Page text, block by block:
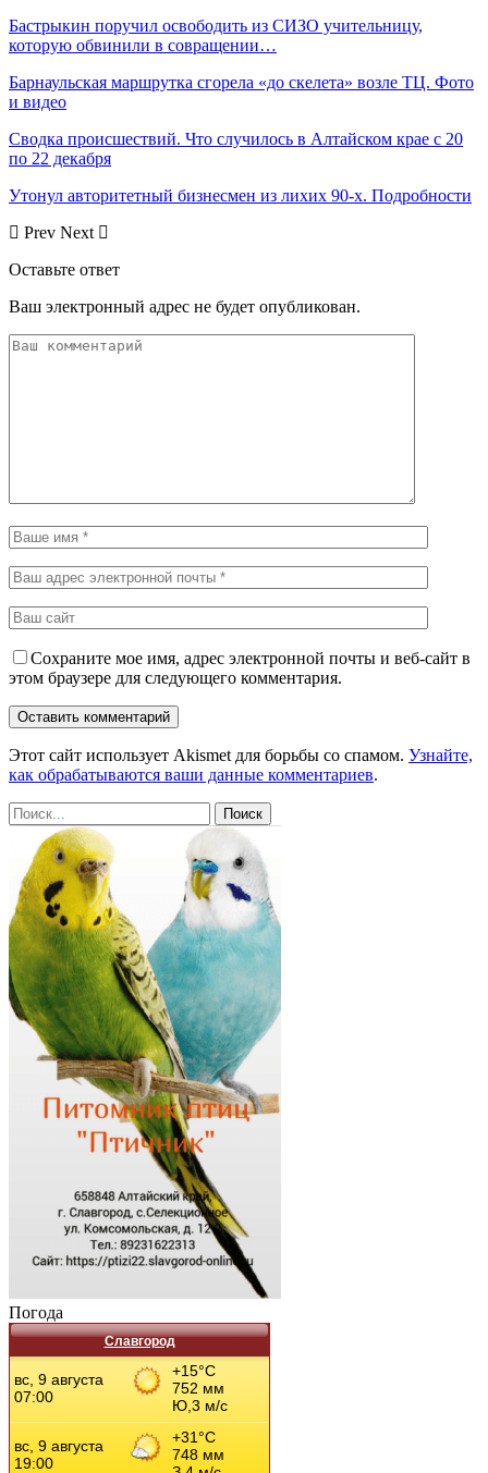
Бастрыкин поручил освободить из СИЗО учительницу,
которую обвинили в совращении…
Барнаульская маршрутка сгорела «до скелета» возле ТЦ. Фото
и видео
Сводка происшествий. Что случилось в Алтайском крае с 20
по 22 декабря
Утонул авторитетный бизнесмен из лихих 90-х. Подробности
Prev Next
Оставьте ответ
Ваш электронный адрес не будет опубликован.
Сохраните мое имя, адрес электронной почты и веб-сайт в
этом браузере для следующего комментария.
Этот сайт использует Akismet для борьбы со спамом. Узнайте,
как обрабатываются ваши данные комментариев.
Погода
Славгород